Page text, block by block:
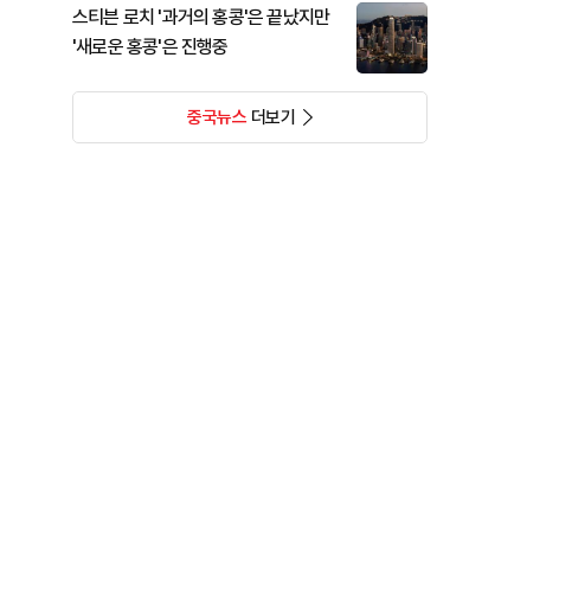
스티븐 로치 '과거의 홍콩'은 끝났지만
'새로운 홍콩'은 진행중
중국뉴스더보기